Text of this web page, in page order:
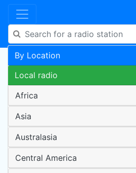
By Location
Local radio
Africa
Asia
Australasia
Central America